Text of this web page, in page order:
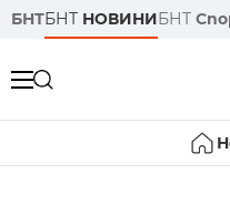
БНТБНТ НОВИНИБНТ